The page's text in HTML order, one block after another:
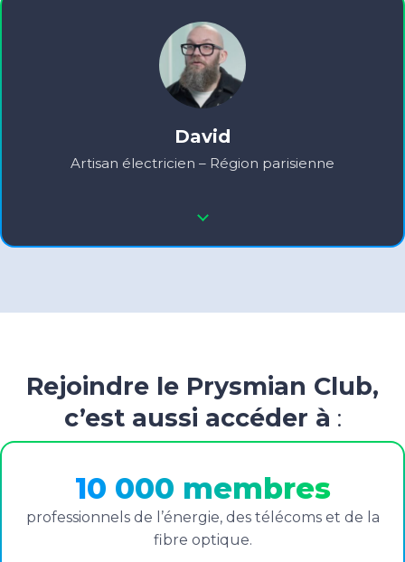
David
Artisan électricien – Région parisienne
Rejoindre le Prysmian Club,
c’est aussi accéder à :
10 000 membres
professionnels de l’énergie, des télécoms et de la
fibre optique.